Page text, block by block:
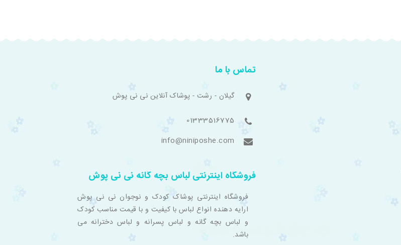
تماس با ما
گیلان - رشت - پوشاک آنلاین نی نی پوش
01333516775
info@niniposhe.com
فروشگاه اینترنتی لباس بچه گانه نی نی پوش
فروشگاه اینترنتی پوشاک کودک و نوجوان نی نی پوش
ارایه دهنده انواع لباس با کیفیت و با قیمت مناسب کودک
و لباس بچه گانه و لباس پسرانه و لباس دخترانه می
باشد.